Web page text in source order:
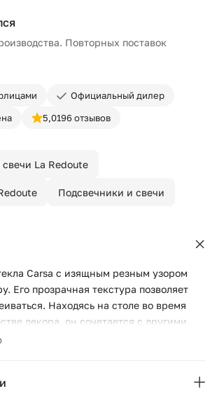
Повторных поставок
Официальный дилер
5,0196 отзывов
La Redoute
Подсвечники и свечи
Carsa с изящным резным узором
Его прозрачная текстура позволяет
Находясь на столе во время
декора, он сочетается с другими
для создания уникальной